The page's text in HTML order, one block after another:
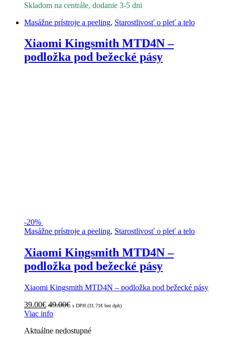
Skladom na centrále, dodanie 3-5 dni
Masážne prístroje a peeling, Starostlivosť o pleť a telo
Xiaomi Kingsmith MTD4N –
podložka pod bežecké pásy
-20%
Masážne prístroje a peeling, Starostlivosť o pleť a telo
Xiaomi Kingsmith MTD4N –
podložka pod bežecké pásy
Xiaomi Kingsmith MTD4N – podložka pod bežecké pásy
39.00€ 49.00€ s DPH (31.71€ bez dph)
Viac info
Aktuálne nedostupné